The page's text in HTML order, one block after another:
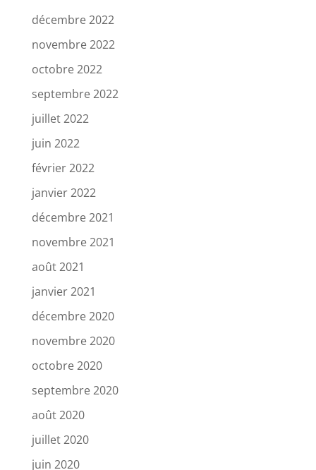
décembre 2022
novembre 2022
octobre 2022
septembre 2022
juillet 2022
juin 2022
février 2022
janvier 2022
décembre 2021
novembre 2021
août 2021
janvier 2021
décembre 2020
novembre 2020
octobre 2020
septembre 2020
août 2020
juillet 2020
juin 2020